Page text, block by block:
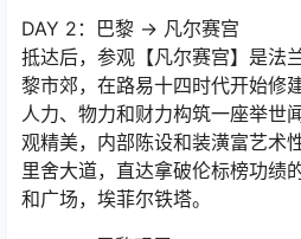
DAY 2：巴黎 → 凡尔赛宫
抵达后，参观【凡尔赛宫】是法
黎市郊，在路易十四时代开始修
人力、物力和财力构筑一座举世
观精美，内部陈设和装潢富艺术
里舍大道，直达拿破伦标榜功绩
和广场，埃菲尔铁塔。